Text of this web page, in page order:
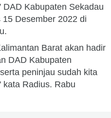
Kabupaten Sekadau
Desember 2022 di
Barat akan hadir
DAD Kabupaten
peninjau sudah kita
Radius. Rabu